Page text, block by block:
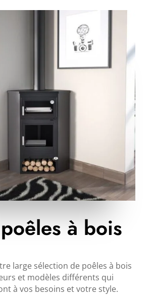
à bois
large sélection de poêles à bois
et modèles différents qui
à vos besoins et votre style.